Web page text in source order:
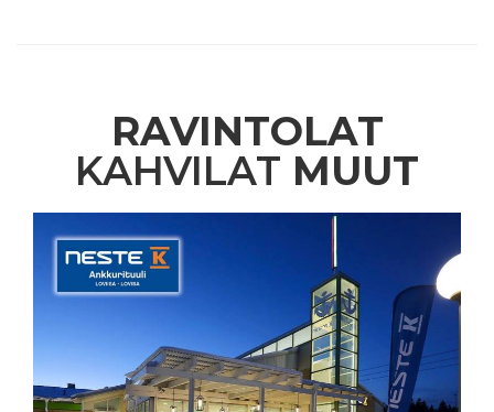
RAVINTOLAT
KAHVILAT MUUT